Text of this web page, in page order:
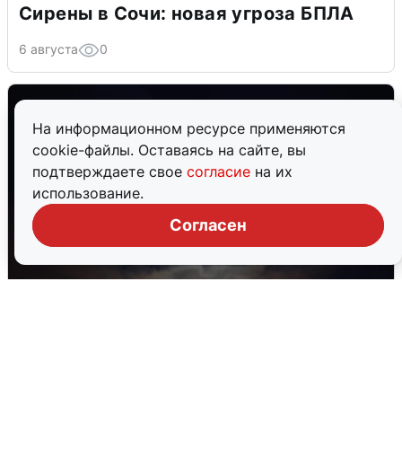
На информационном ресурсе применяются
cookie-файлы. Оставаясь на сайте, вы
подтверждаете свое согласие на их
использование.
Согласен
Сирены в Сочи: новая угроза БПЛА
6 августа 0